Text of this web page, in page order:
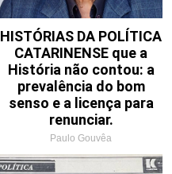
HISTÓRIAS DA POLÍTICA
CATARINENSE que a
História não contou: a
prevalência do bom
senso e a licença para
renunciar.
Paulo Gouvêa